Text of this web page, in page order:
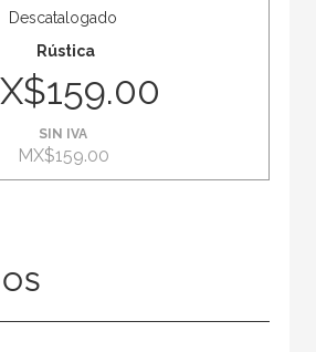
Descatalogado
Rústica
SIN IVA
MX$159.00